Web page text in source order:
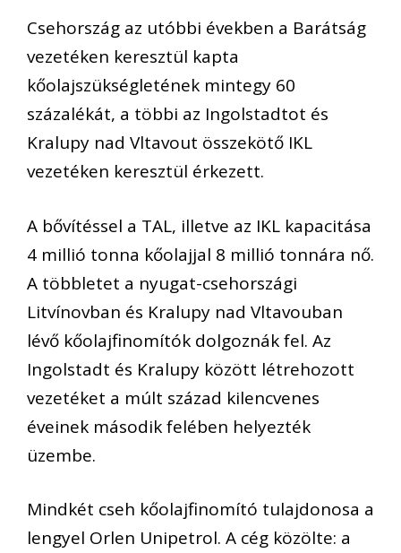
Csehország az utóbbi években a Barátság
vezetéken keresztül kapta
kőolajszükségletének mintegy 60
százalékát, a többi az Ingolstadtot és
Kralupy nad Vltavout összekötő IKL
vezetéken keresztül érkezett.
A bővítéssel a TAL, illetve az IKL kapacitása
4 millió tonna kőolajjal 8 millió tonnára nő.
A többletet a nyugat-csehországi
Litvínovban és Kralupy nad Vltavouban
lévő kőolajfinomítók dolgoznák fel. Az
Ingolstadt és Kralupy között létrehozott
vezetéket a múlt század kilencvenes
éveinek második felében helyezték
üzembe.
Mindkét cseh kőolajfinomító tulajdonosa a
lengyel Orlen Unipetrol. A cég közölte: a